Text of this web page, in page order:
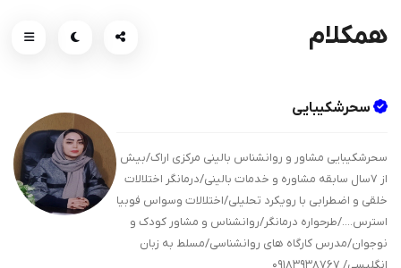
همکلام
سحرشکیبایی
سحرشکیبایی مشاور و روانشناس بالینی مرکزی اراک/بیش
از ۷سال سابقه مشاوره و خدمات بالینی/درمانگر اختلالات
خلقی و اضطرابی با رویکرد تحلیلی/اختلالات وسواس فوبیا
استرس..../طرحواره درمانگر/روانشناس و مشاور کودک و
نوجوان/مدرس کارگاه های روانشناسی/مسلط به زبان
انگلیسی/ 09183938767